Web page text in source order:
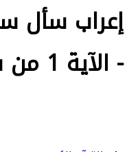
إعراب سأل
- الآية 1 من سورة المعارج